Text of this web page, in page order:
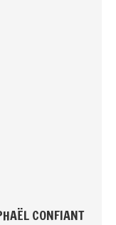
CONFIANT